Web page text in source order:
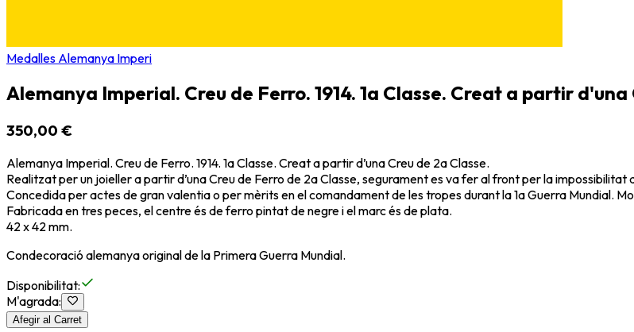
Medalles Alemanya Imperi
Alemanya Imperial. Creu de Ferro. 1914. 1a Classe. Creat a partir d'una
350,00 €
Alemanya Imperial. Creu de Ferro. 1914. 1a Classe. Creat a partir d’una Creu de 2a Classe.
Realitzat per un joieller a partir d’una Creu de Ferro de 2a Classe, segurament es va fer al front per la impossibilitat
Concedida per actes de gran valentia o per mèrits en el comandament de les tropes durant la 1a Guerra Mundial.
Fabricada en tres peces, el centre és de ferro pintat de negre i el marc és de plata.
42 x 42 mm.
Condecoració alemanya original de la Primera Guerra Mundial.
Disponibilitat:
M'agrada:
Afegir al Carret